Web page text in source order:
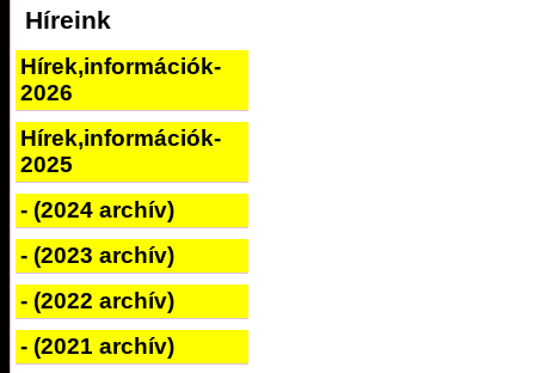
Híreink
Hírek,információk-
2026
Hírek,információk-
2025
- (2024 archív)
- (2023 archív)
- (2022 archív)
- (2021 archív)